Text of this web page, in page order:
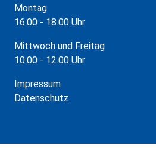
Montag
16.00 - 18.00 Uhr
Mittwoch und Freitag
10.00 - 12.00 Uhr
Impressum
Datenschutz